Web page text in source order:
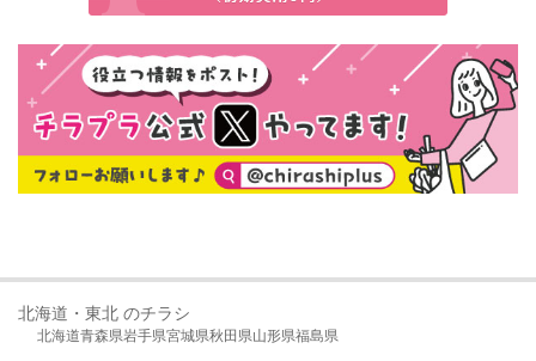
北海道・東北 のチラシ
北海道青森県岩手県宮城県秋田県山形県福島県